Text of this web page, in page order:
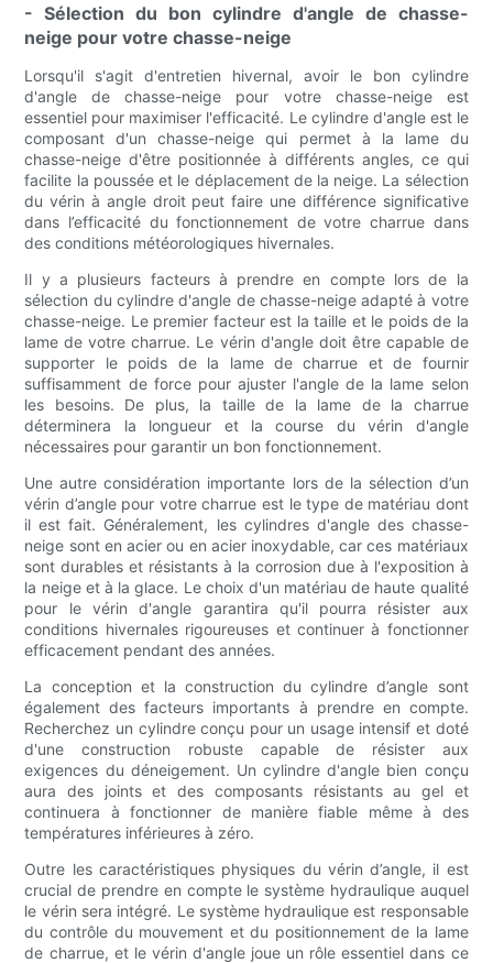
- Sélection du bon cylindre d'angle de chasse-
neige pour votre chasse-neige
Lorsqu'il s'agit d'entretien hivernal, avoir le bon cylindre
d'angle de chasse-neige pour votre chasse-neige est
essentiel pour maximiser l'efficacité. Le cylindre d'angle est le
composant d'un chasse-neige qui permet à la lame du
chasse-neige d'être positionnée à différents angles, ce qui
facilite la poussée et le déplacement de la neige. La sélection
du vérin à angle droit peut faire une différence significative
dans l’efficacité du fonctionnement de votre charrue dans
des conditions météorologiques hivernales.
Il y a plusieurs facteurs à prendre en compte lors de la
sélection du cylindre d'angle de chasse-neige adapté à votre
chasse-neige. Le premier facteur est la taille et le poids de la
lame de votre charrue. Le vérin d'angle doit être capable de
supporter le poids de la lame de charrue et de fournir
suffisamment de force pour ajuster l'angle de la lame selon
les besoins. De plus, la taille de la lame de la charrue
déterminera la longueur et la course du vérin d'angle
nécessaires pour garantir un bon fonctionnement.
Une autre considération importante lors de la sélection d’un
vérin d’angle pour votre charrue est le type de matériau dont
il est fait. Généralement, les cylindres d'angle des chasse-
neige sont en acier ou en acier inoxydable, car ces matériaux
sont durables et résistants à la corrosion due à l'exposition à
la neige et à la glace. Le choix d'un matériau de haute qualité
pour le vérin d'angle garantira qu'il pourra résister aux
conditions hivernales rigoureuses et continuer à fonctionner
efficacement pendant des années.
La conception et la construction du cylindre d’angle sont
également des facteurs importants à prendre en compte.
Recherchez un cylindre conçu pour un usage intensif et doté
d'une construction robuste capable de résister aux
exigences du déneigement. Un cylindre d'angle bien conçu
aura des joints et des composants résistants au gel et
continuera à fonctionner de manière fiable même à des
températures inférieures à zéro.
Outre les caractéristiques physiques du vérin d’angle, il est
crucial de prendre en compte le système hydraulique auquel
le vérin sera intégré. Le système hydraulique est responsable
du contrôle du mouvement et du positionnement de la lame
de charrue, et le vérin d'angle joue un rôle essentiel dans ce